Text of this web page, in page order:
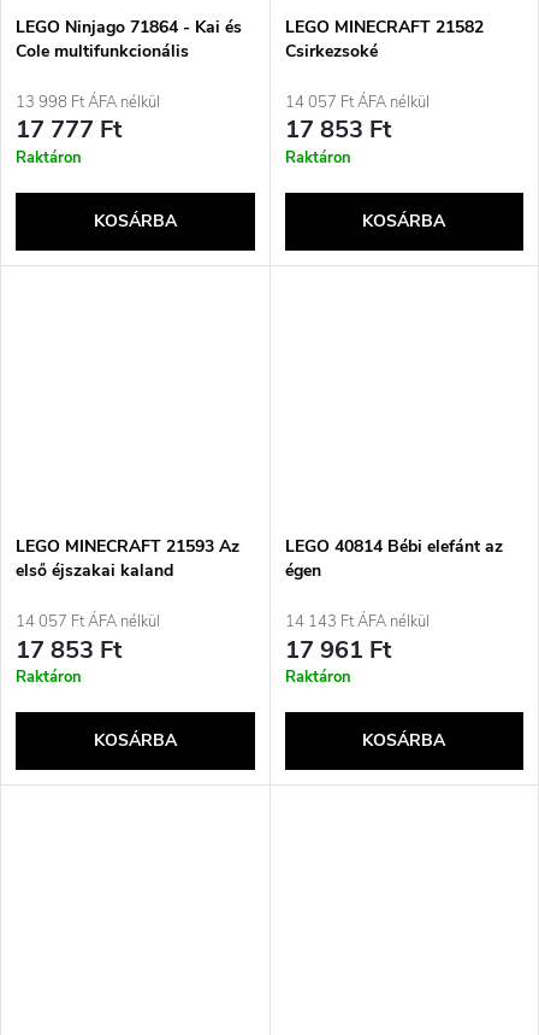
LEGO Ninjago 71864 - Kai és
Cole multifunkcionális
13 998 Ft ÁFA nélkül
17 777 Ft
Raktáron
KOSÁRBA
LEGO MINECRAFT 21582
Csirkezsoké
14 057 Ft ÁFA nélkül
17 853 Ft
Raktáron
KOSÁRBA
LEGO MINECRAFT 21593 Az
első éjszakai kaland
14 057 Ft ÁFA nélkül
17 853 Ft
Raktáron
KOSÁRBA
LEGO 40814 Bébi elefánt az
égen
14 143 Ft ÁFA nélkül
17 961 Ft
Raktáron
KOSÁRBA